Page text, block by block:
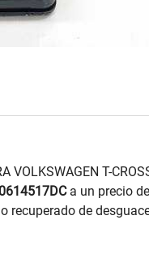
T-
a un precio
recuperado de